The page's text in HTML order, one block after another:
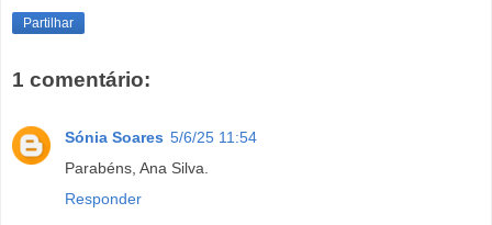
Partilhar
1 comentário:
Sónia Soares 5/6/25 11:54
Parabéns, Ana Silva.
Responder